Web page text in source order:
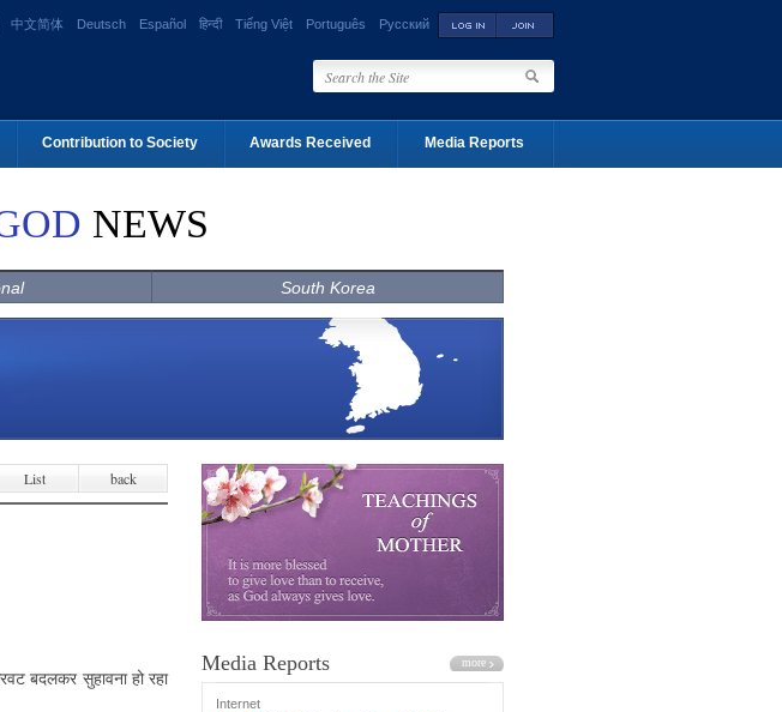
中文简体 Deutsch Español हिन्दी Tiếng Việt Português Русский
Contribution to Society Awards Received Media Reports
NEWS
South Korea
List back
बदलकर सुहावना हो रहा
Media Reports
Internet